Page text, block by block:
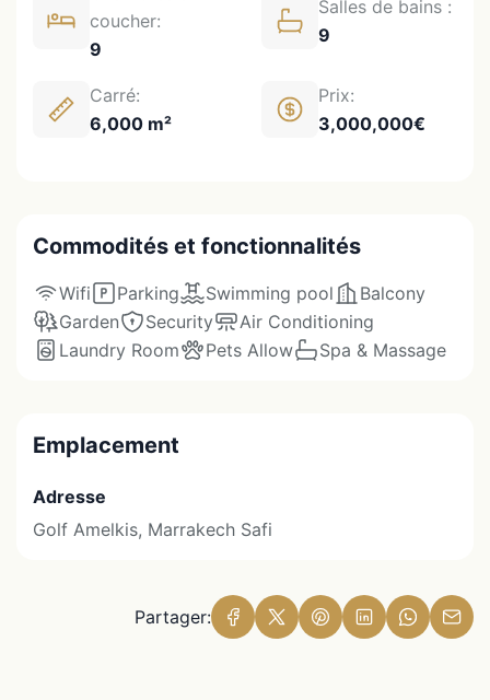
coucher:
9
Salles de bains :
9
Carré:
6,000 m²
Prix:
3,000,000€
Commodités et fonctionnalités
Wifi Parking Swimming pool
Balcony
Garden
Security
Air Conditioning
Laundry Room
Pets Allow Spa & Massage
Emplacement
Adresse
Golf Amelkis, Marrakech Safi
Partager: